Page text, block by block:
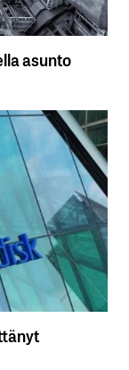
asunto